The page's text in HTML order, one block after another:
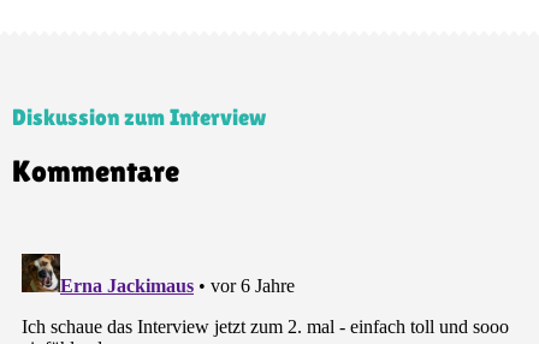
Diskussion zum Interview
Kommentare